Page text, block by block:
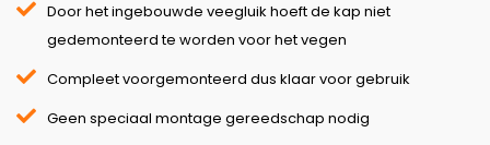
Door het ingebouwde veegluik hoeft de kap niet
gedemonteerd te worden voor het vegen
Compleet voorgemonteerd dus klaar voor gebruik
Geen speciaal montage gereedschap nodig